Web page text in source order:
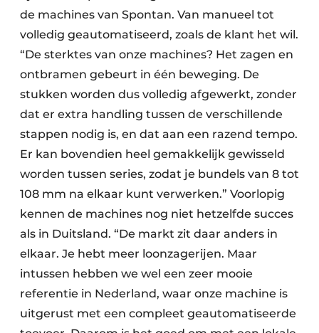
de machines van Spontan. Van manueel tot
volledig geautomatiseerd, zoals de klant het wil.
“De sterktes van onze machines? Het zagen en
ontbramen gebeurt in één beweging. De
stukken worden dus volledig afgewerkt, zonder
dat er extra handling tussen de verschillende
stappen nodig is, en dat aan een razend tempo.
Er kan bovendien heel gemakkelijk gewisseld
worden tussen series, zodat je bundels van 8 tot
108 mm na elkaar kunt verwerken.” Voorlopig
kennen de machines nog niet hetzelfde succes
als in Duitsland. “De markt zit daar anders in
elkaar. Je hebt meer loonzagerijen. Maar
intussen hebben we wel een zeer mooie
referentie in Nederland, waar onze machine is
uitgerust met een compleet geautomatiseerde